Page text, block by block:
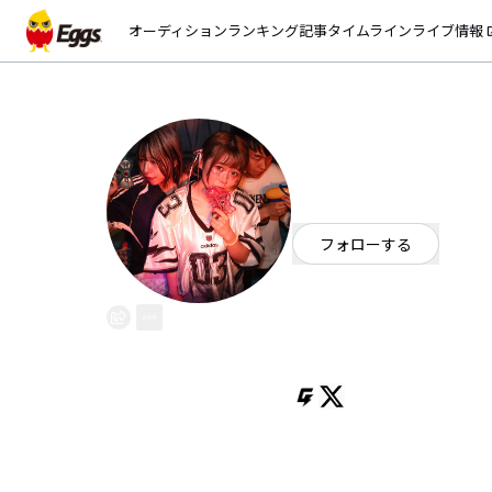
オーディションランキング記事タイムラインライブ情報
フォローする